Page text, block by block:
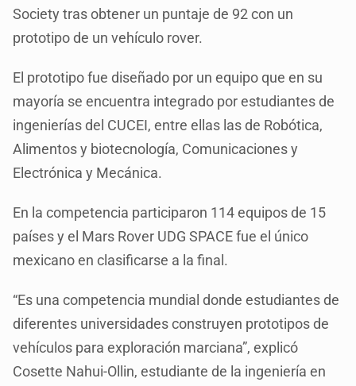
Society tras obtener un puntaje de 92 con un
prototipo de un vehículo rover.
El prototipo fue diseñado por un equipo que en su
mayoría se encuentra integrado por estudiantes de
ingenierías del CUCEI, entre ellas las de Robótica,
Alimentos y biotecnología, Comunicaciones y
Electrónica y Mecánica.
En la competencia participaron 114 equipos de 15
países y el Mars Rover UDG SPACE fue el único
mexicano en clasificarse a la final.
“Es una competencia mundial donde estudiantes de
diferentes universidades construyen prototipos de
vehículos para exploración marciana”, explicó
Cosette Nahui-Ollin, estudiante de la ingeniería en